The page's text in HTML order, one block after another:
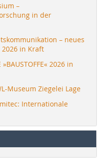
–
in der
– neues
in Kraft
2026 in
Museum Ziegelei Lage
Internationale